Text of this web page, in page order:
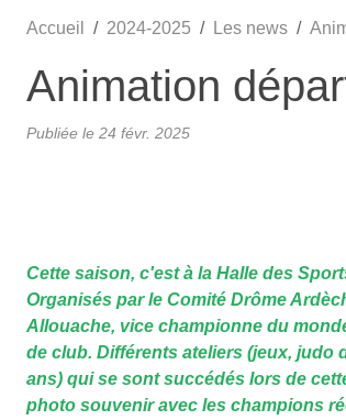
Accueil 2024-2025 Les news
Animation
Publiée le 24 févr. 2025
Cette saison, c'est à la Halle des
Organisés par le Comité Drôme
Allouache, vice championne du
de club. Différents ateliers (jeux, judo
ans) qui se sont succédés lors de
photo souvenir avec les champions